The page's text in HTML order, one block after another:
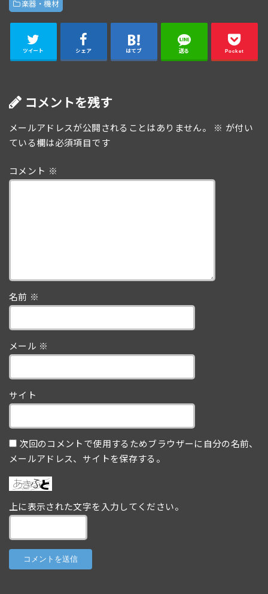
楽器・機材
ツイート シェア はてブ 送る Pocket
コメントを残す
メールアドレスが公開されることはありません。 ※ が付い
ている欄は必須項目です
コメント ※
名前 ※
メール ※
サイト
次回のコメントで使用するためブラウザーに自分の名前、
メールアドレス、サイトを保存する。
上に表示された文字を入力してください。